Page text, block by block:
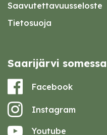
Saavutettavuusseloste
Tietosuoja
Saarijärvi somessa
Facebook
Instagram
Youtube